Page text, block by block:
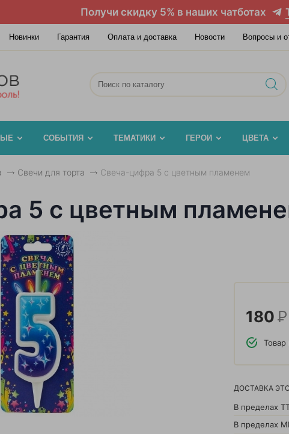
Получи скидку 5% в наших чатботах
Новинки Гарантия Оплата и доставка Новости Вопросы и
СОБЫТИЯ ТЕМАТИКИ ГЕРОИ ЦВЕТА
Свечи для торта Свеча-цифра 5 с цветным пламенем
5 с цветным
180Р
Товар
ДОСТАВКА
В пределах
В пределах